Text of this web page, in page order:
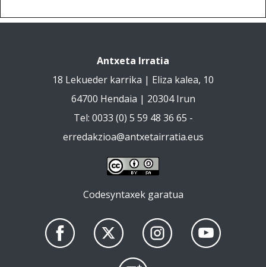
Antxeta Irratia
18 Lekueder karrika | Eliza kalea, 10
64700 Hendaia | 20304 Irun
Tel: 0033 (0) 5 59 48 36 65 -
erredakzioa@antxetairratia.eus
Codesyntaxek garatua